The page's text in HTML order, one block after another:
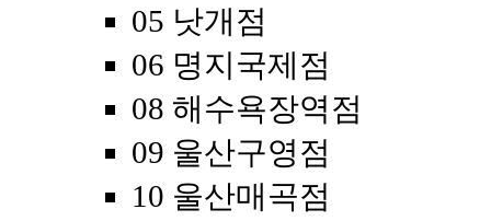
05 낫개점
06 명지국제점
08 해수욕장역점
09 울산구영점
10 울산매곡점